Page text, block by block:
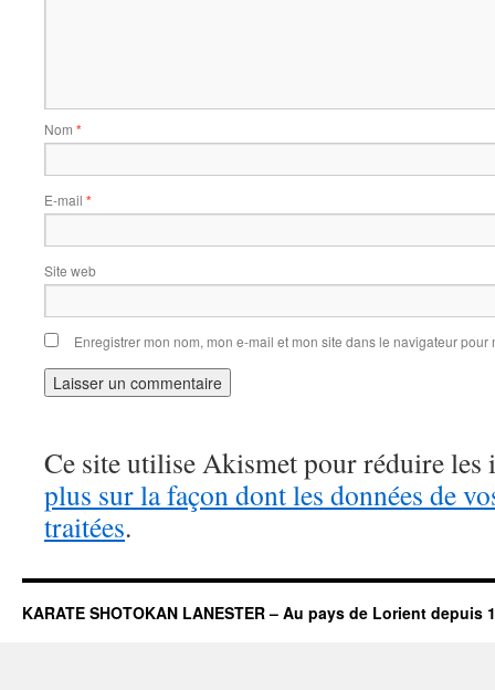
Nom *
E-mail *
Site web
Enregistrer mon nom, mon e-mail et mon site dans le navigateur
Ce site utilise Akismet pour réduire les
plus sur la façon dont les données de
traitées.
KARATE SHOTOKAN LANESTER – Au pays de Lorient depuis